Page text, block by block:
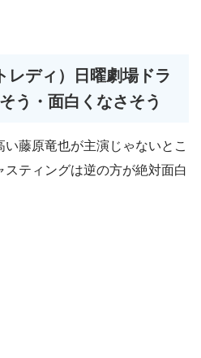
レディ）日曜劇場ドラ
う・面白くなさそう
い藤原竜也が主演じゃないとこ
ティングは逆の方が絶対面白